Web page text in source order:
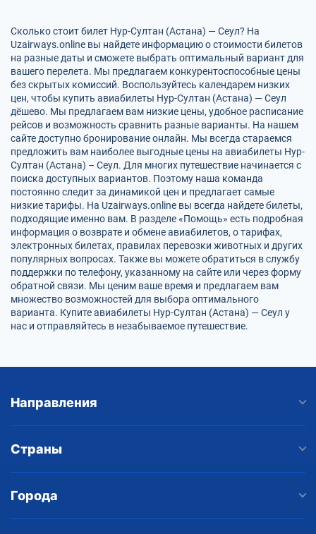
Сколько стоит билет Нур-Султан (Астана) — Сеул? На
Uzairways.online вы найдете информацию о стоимости билетов
на разные даты и сможете выбрать оптимальный вариант для
вашего перелета. Мы предлагаем конкурентоспособные цены
без скрытых комиссий. Воспользуйтесь календарем низких
цен, чтобы купить авиабилеты Нур-Султан (Астана) — Сеул
дёшево. Мы предлагаем вам низкие цены, удобное расписание
рейсов и возможность сравнить разные варианты. На нашем
сайте доступно бронирование онлайн. Мы всегда стараемся
предложить вам наиболее выгодные цены на авиабилеты Нур-
Султан (Астана) – Сеул. Для многих путешествие начинается с
поиска доступных вариантов. Поэтому наша команда
постоянно следит за динамикой цен и предлагает самые
низкие тарифы. На Uzairways.online вы всегда найдете билеты,
подходящие именно вам. В разделе «Помощь» есть подробная
информация о возврате и обмене авиабилетов, о тарифах,
электронных билетах, правилах перевозки животных и других
популярных вопросах. Также вы можете обратиться в службу
поддержки по телефону, указанному на сайте или через форму
обратной связи. Мы ценим ваше время и предлагаем вам
множество возможностей для выбора оптимального
варианта. Купите авиабилеты Нур-Султан (Астана) — Сеул у
нас и отправляйтесь в незабываемое путешествие.
Направления
Страны
Города